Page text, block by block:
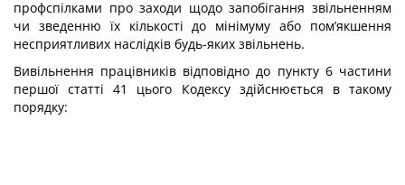
профспілками про заходи щодо запобігання звільненням
чи зведенню їх кількості до мінімуму або пом’якшення
несприятливих наслідків будь-яких звільнень.
Вивільнення працівників відповідно до пункту 6 частини
першої статті 41 цього Кодексу здійснюється в такому
порядку: